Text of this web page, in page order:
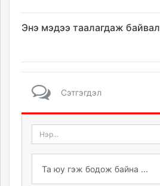
Энэ мэдээ таалагдаж байвал
Сэтгэгдэл